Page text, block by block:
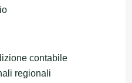
contabile
regionali